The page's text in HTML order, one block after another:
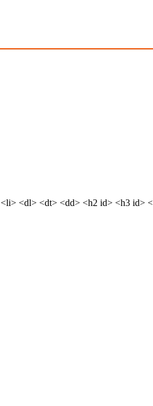
<dl> <dt> <dd> <h2 id> <h3 id>